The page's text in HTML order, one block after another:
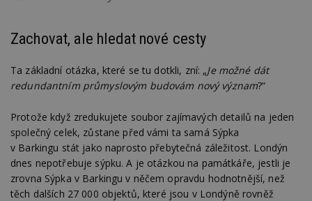
Zachovat, ale hledat nové cesty
Ta základní otázka, které se tu dotkli, zní: „Je možné dát
redundantním průmyslovým budovám nový význam?“
Protože když zredukujete soubor zajímavých detailů na jeden
společný celek, zůstane před vámi ta samá Sýpka
v Barkingu stát jako naprosto přebytečná záležitost. Londýn
dnes nepotřebuje sýpku. A je otázkou na památkáře, jestli je
zrovna Sýpka v Barkingu v něčem opravdu hodnotnější, než
těch dalších 27 000 objektů, které jsou v Londýně rovněž